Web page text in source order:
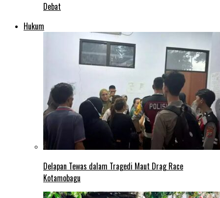
Debat
Hukum
Delapan Tewas dalam Tragedi Maut Drag Race
Kotamobagu